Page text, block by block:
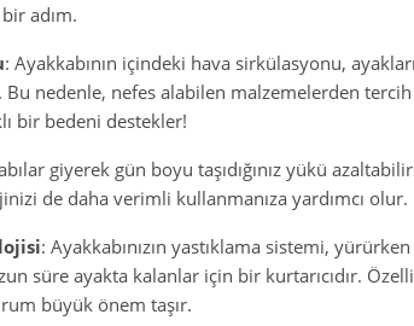
adım.
: Ayakkabının içindeki hava sirkülasyonu,
Bu nedenle, nefes alabilen malzemelerden tercih
bir bedeni destekler!
giyerek gün boyu taşıdığınız yükü
de daha verimli kullanmanıza yardımcı olur.
: Ayakkabınızın yastıklama sistemi,
süre ayakta kalanlar için bir kurtarıcıdır.
büyük önem taşır.